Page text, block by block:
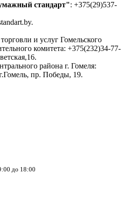
стандарт": +375(29)537-
и услуг Гомельского
комитета: +375(232)34-77-
района г. Гомеля:
пр. Победы, 19.
до 18:00